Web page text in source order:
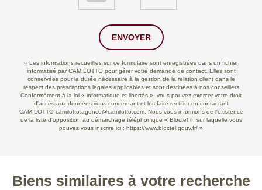
ENVOYER
« Les informations recueillies sur ce formulaire sont enregistrées dans un fichier
informatisé par CAMILOTTO pour gérer votre demande de contact. Elles sont
conservées pour la durée nécessaire à la gestion de la relation client dans le
respect des prescriptions légales applicables et sont destinées à nos conseillers
Conformément à la loi « informatique et libertés », vous pouvez exercer votre droit
d'accès aux données vous concernant et les faire rectifier en contactant
CAMILOTTO camilotto.agence@camilotto.com. Nous vous informons de l'existence
de la liste d'opposition au démarchage téléphonique « Bloctel », sur laquelle vous
pouvez vous inscrire ici : https://www.bloctel.gouv.fr/ »
Biens similaires à votre recherche